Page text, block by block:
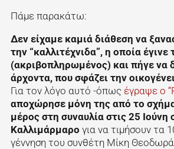
Πάμε παρακάτω:
Δεν είχαμε καμιά διάθεση να
την “καλλιτέχνιδα”, η οποία έγινε
(ακριβοπληρωμένος) και πήγε να
άρχοντα, που σφάζει την
Για τον λόγο αυτό -όπως έγραψε ο
αποχώρησε μόνη της από το
μέρος στη συναυλία στις 25 Ιούνη
Καλλιμάρμαρο για να τιμήσουν τα
γέννηση του συνθέτη Μίκη